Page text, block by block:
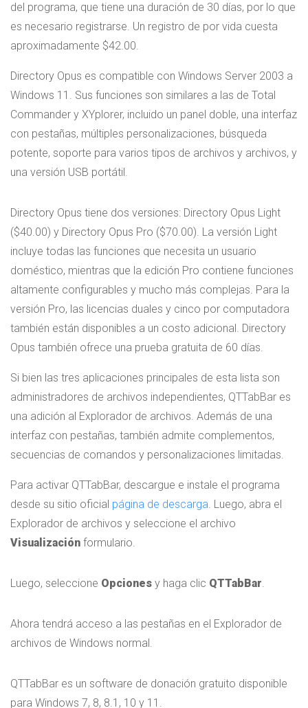
del programa, que tiene una duración de 30 días, por lo que
es necesario registrarse. Un registro de por vida cuesta
aproximadamente $42.00.
Directory Opus es compatible con Windows Server 2003 a
Windows 11. Sus funciones son similares a las de Total
Commander y XYplorer, incluido un panel doble, una interfaz
con pestañas, múltiples personalizaciones, búsqueda
potente, soporte para varios tipos de archivos y archivos, y
una versión USB portátil.
Directory Opus tiene dos versiones: Directory Opus Light
($40.00) y Directory Opus Pro ($70.00). La versión Light
incluye todas las funciones que necesita un usuario
doméstico, mientras que la edición Pro contiene funciones
altamente configurables y mucho más complejas. Para la
versión Pro, las licencias duales y cinco por computadora
también están disponibles a un costo adicional. Directory
Opus también ofrece una prueba gratuita de 60 días.
Si bien las tres aplicaciones principales de esta lista son
administradores de archivos independientes, QTTabBar es
una adición al Explorador de archivos. Además de una
interfaz con pestañas, también admite complementos,
secuencias de comandos y personalizaciones limitadas.
Para activar QTTabBar, descargue e instale el programa
desde su sitio oficial página de descarga. Luego, abra el
Explorador de archivos y seleccione el archivo
Visualización formulario.
Luego, seleccione Opciones y haga clic QTTabBar.
Ahora tendrá acceso a las pestañas en el Explorador de
archivos de Windows normal.
QTTabBar es un software de donación gratuito disponible
para Windows 7, 8, 8.1, 10 y 11.